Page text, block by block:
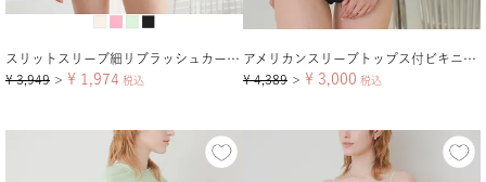
スリットスリーブ細リブラッシュカーディガン
¥ 3,949 ＞ ¥ 1,974 税込
アメリカンスリーブトップス付ビキニ/セット水着【メール便可／90】
¥ 4,389 ＞ ¥ 3,000 税込